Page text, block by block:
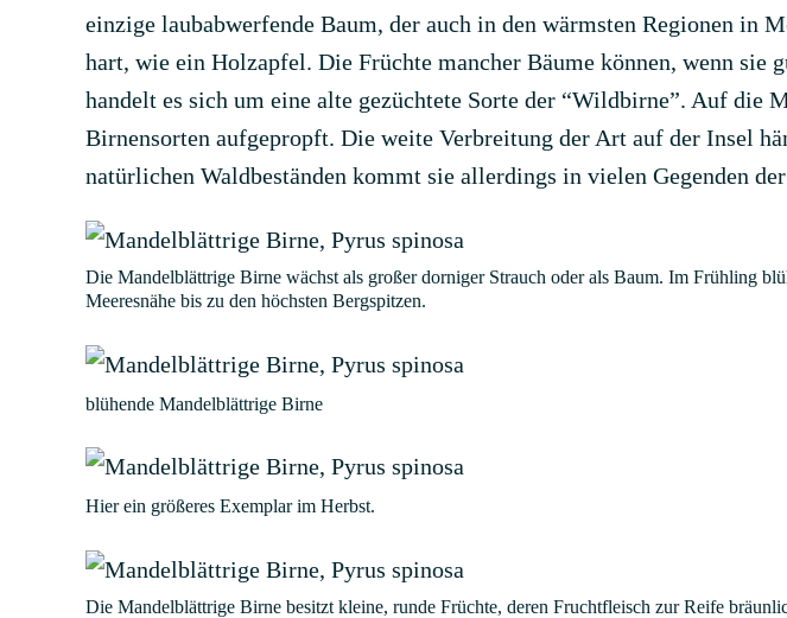
einzige laubabwerfende Baum, der auch in den wärmsten Regionen
hart, wie ein Holzapfel. Die Früchte mancher Bäume können, wenn sie
handelt es sich um eine alte gezüchtete Sorte der “Wildbirne”. Auf
Birnensorten aufgepropft. Die weite Verbreitung der Art auf der Insel
natürlichen Waldbeständen kommt sie allerdings in vielen Gegenden
Die Mandelblättrige Birne wächst als großer dorniger Strauch oder als Baum. Im Frühling
Meeresnähe bis zu den höchsten Bergspitzen.
blühende Mandelblättrige Birne
Hier ein größeres Exemplar im Herbst.
Die Mandelblättrige Birne besitzt kleine, runde Früchte, deren Fruchtfleisch zur Reife